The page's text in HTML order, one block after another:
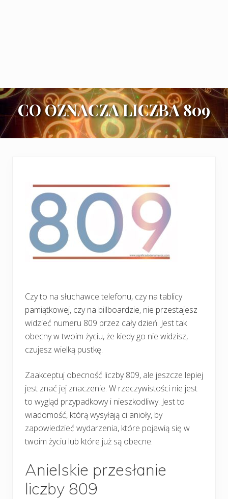
CO OZNACZA LICZBA 809
Czy to na słuchawce telefonu, czy na tablicy
pamiątkowej, czy na billboardzie, nie przestajesz
widzieć numeru 809 przez cały dzień. Jest tak
obecny w twoim życiu, że kiedy go nie widzisz,
czujesz wielką pustkę.
Zaakceptuj obecność liczby 809, ale jeszcze lepiej
jest znać jej znaczenie. W rzeczywistości nie jest
to wygląd przypadkowy i nieszkodliwy. Jest to
wiadomość, którą wysyłają ci anioły, by
zapowiedzieć wydarzenia, które pojawią się w
twoim życiu lub które już są obecne.
Anielskie przesłanie
liczby 809